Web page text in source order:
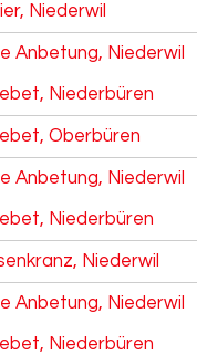
Niederwil
Anbetung, Niederwil
Niederbüren
Oberbüren
Anbetung, Niederwil
Niederbüren
Niederwil
Anbetung, Niederwil
Niederbüren